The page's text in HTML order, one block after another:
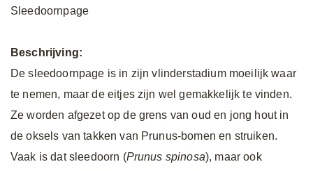
Sleedoornpage
Beschrijving:
De sleedoornpage is in zijn vlinderstadium moeilijk waar
te nemen, maar de eitjes zijn wel gemakkelijk te vinden.
Ze worden afgezet op de grens van oud en jong hout in
de oksels van takken van Prunus-bomen en struiken.
Vaak is dat sleedoorn (Prunus spinosa), maar ook